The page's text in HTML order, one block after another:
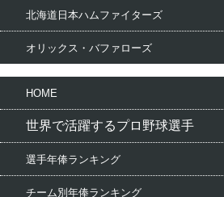
北海道日本ハムファイターズ
オリックス・バファローズ
HOME
世界で活躍するプロ野球選手
選手年俸ランキング
チーム別年俸ランキング